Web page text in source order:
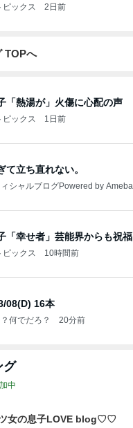
ックス 2日前
TOPへ
「熱湯が」火傷に心配の声
ックス 1日前
て立ち直れない。
シャルブログPowered by Ameba
「幸せ者」芸能界からも祝福
ックス 10時間前
08(D) 16本
何でだろ？ 20分前
グ
中
女の息子LOVE blog♡♡